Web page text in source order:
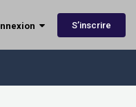
S’inscrire